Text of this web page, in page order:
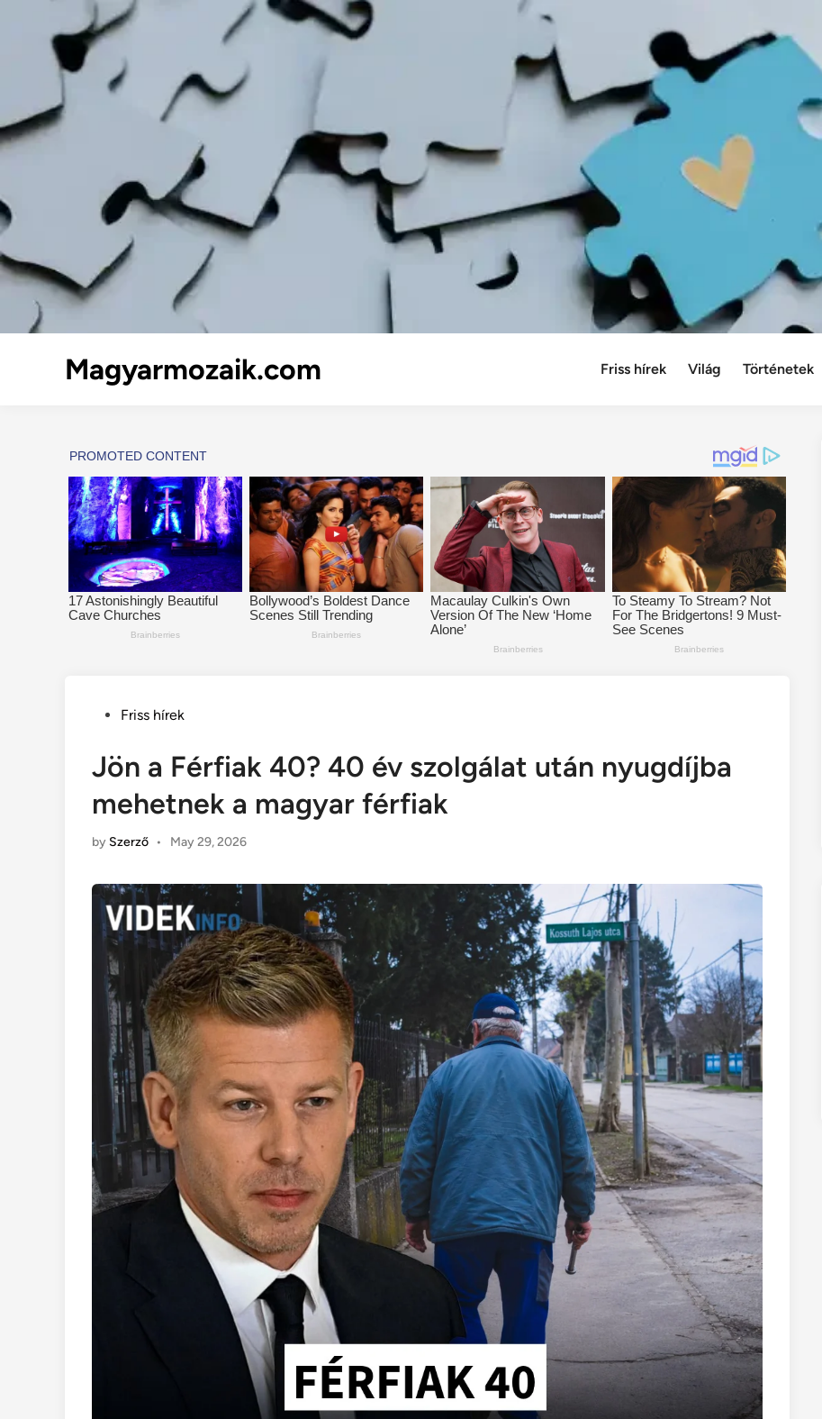
Magyarmozaik.com Friss hírek Világ Történetek
PostedFriss hírek
Jön a Férfiak 40? 40 év szolgálat után nyugdíjba
mehetnek a magyar férfiak
by Szerző • May 29, 2026